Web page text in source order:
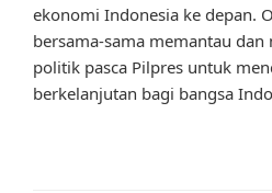
ekonomi Indonesia ke depan.
bersama-sama memantau
politik pasca Pilpres untuk
berkelanjutan bagi bangsa